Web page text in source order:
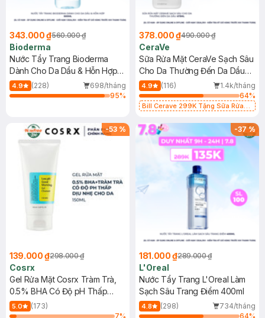
343.000 ₫560.000 ₫
Bioderma
Nước Tẩy Trang Bioderma
Dành Cho Da Dầu & Hỗn Hợp
500ml
4.9 (228)
698/tháng
95%
378.000 ₫490.000 ₫
CeraVe
Sữa Rửa Mặt CeraVe Sạch Sâu
Cho Da Thường Đến Da Dầu
473ml
4.9 (116)
1.4k/tháng
64%
Bill Cerave 299K Tặng Sữa Rửa
-53 %
139.000 ₫298.000 ₫
Cosrx
Gel Rửa Mặt Cosrx Tràm Trà,
0.5% BHA Có Độ pH Thấp
150ml
5.0
(173)
7%
-37%
181.000 ₫289.000 ₫
L'Oreal
Nước Tẩy Trang L'Oreal Làm
Sạch Sâu Trang Điểm 400ml
4.8 (298)
734/tháng
64%